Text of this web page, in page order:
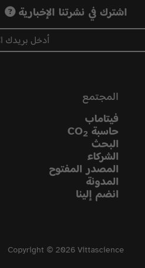
اشترك في نشرتنا الإخبارية
المجتمع
فيتاماب
حاسبة CO2
البحث
الشركاء
المصدر المفتوح
المدونة
انضم إلينا
Copyright © 2026 Vittascience